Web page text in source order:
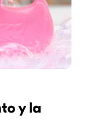
y la